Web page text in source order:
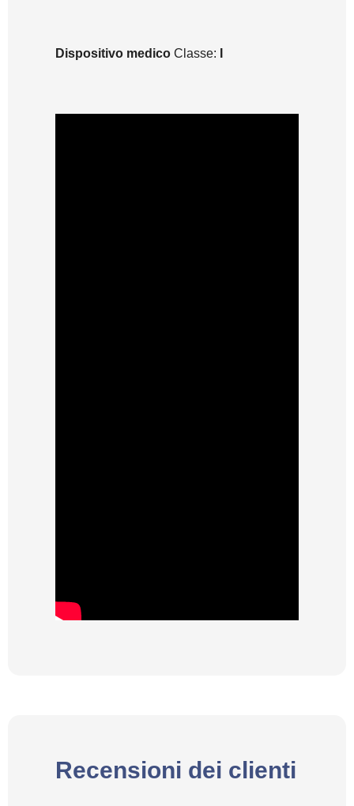
Dispositivo medico Classe:
Recensioni dei clienti